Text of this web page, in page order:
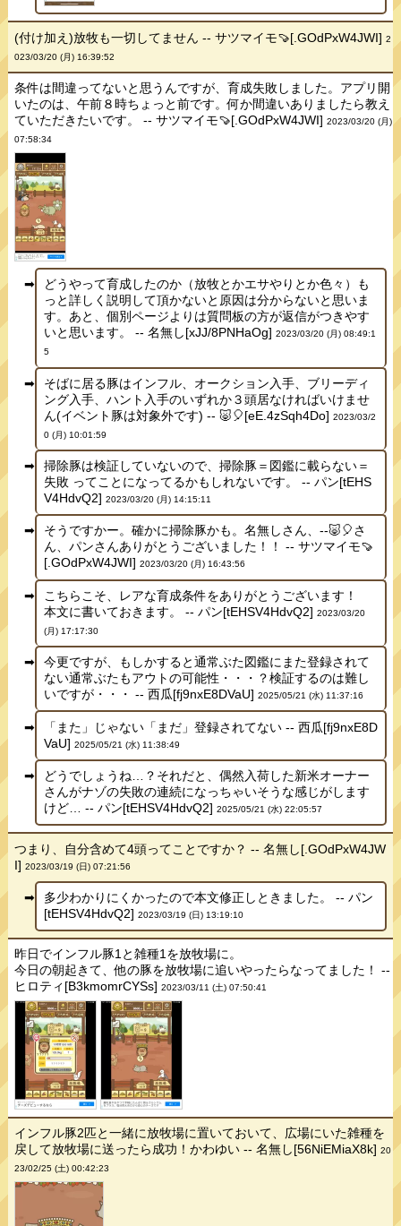
(付け加え)放牧も一切してません -- サツマイモ🍠[.GOdPxW4JWI]2
023/03/20 (月) 16:39:52
条件は間違ってないと思うんですが、育成失敗しました。アプリ開
いたのは、午前８時ちょっと前です。何か間違いありましたら教え
ていただきたいです。 -- サツマイモ🍠[.GOdPxW4JWI]2023/03/20 (月)
07:58:34
どうやって育成したのか（放牧とかエサやりとか色々）も
っと詳しく説明して頂かないと原因は分からないと思いま
す。あと、個別ページよりは質問板の方が返信がつきやす
いと思います。 -- 名無し[xJJ/8PNHaOg] 2023/03/20 (月) 08:49:1
5
そばに居る豚はインフル、オークション入手、ブリーディ
ング入手、ハント入手のいずれか３頭居なければいけませ
ん(イベント豚は対象外です) -- 🐷🎈[eE.4zSqh4Do] 2023/03/2
0 (月) 10:01:59
掃除豚は検証していないので、掃除豚＝図鑑に載らない＝
失敗 ってことになってるかもしれないです。 -- パン[tEHS
V4HdvQ2] 2023/03/20 (月) 14:15:11
そうですかー。確かに掃除豚かも。名無しさん、--🐷🎈さ
ん、パンさんありがとうございました！！ -- サツマイモ🍠
[.GOdPxW4JWI] 2023/03/20 (月) 16:43:56
こちらこそ、レアな育成条件をありがとうございます！
本文に書いておきます。 -- パン[tEHSV4HdvQ2] 2023/03/20
(月) 17:17:30
今更ですが、もしかすると通常ぶた図鑑にまた登録されて
ない通常ぶたもアウトの可能性・・・？検証するのは難し
いですが・・・ -- 西瓜[fj9nxE8DVaU] 2025/05/21 (水) 11:37:16
「また」じゃない「まだ」登録されてない -- 西瓜[fj9nxE8D
VaU] 2025/05/21 (水) 11:38:49
どうでしょうね…？それだと、偶然入荷した新米オーナー
さんがナゾの失敗の連続になっちゃいそうな感じがします
けど… -- パン[tEHSV4HdvQ2] 2025/05/21 (水) 22:05:57
つまり、自分含めて4頭ってことですか？ -- 名無し[.GOdPxW4JW
I]2023/03/19 (日) 07:21:56
多少わかりにくかったので本文修正しときました。 -- パン
[tEHSV4HdvQ2] 2023/03/19 (日) 13:19:10
昨日でインフル豚1と雑種1を放牧場に。
今日の朝起きて、他の豚を放牧場に追いやったらなってました！ --
ヒロティ[B3kmomrCYSs]2023/03/11 (土) 07:50:41
インフル豚2匹と一緒に放牧場に置いておいて、広場にいた雑種を
戻して放牧場に送ったら成功！かわゆい -- 名無し[56NiEMiaX8k]20
23/02/25 (土) 00:42:23